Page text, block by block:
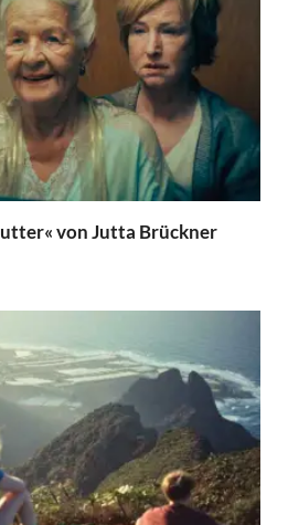
von Jutta Brückner